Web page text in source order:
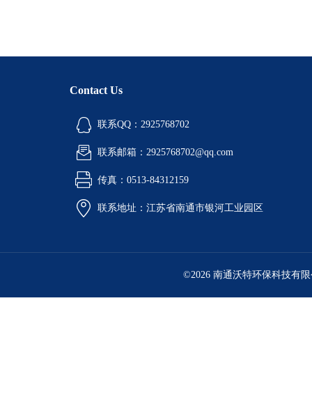
Contact Us
联系QQ：2925768702
联系邮箱：2925768702@qq.com
传真：0513-84312159
联系地址：江苏省南通市银河工业园区
©2026 南通沃特环保科技有